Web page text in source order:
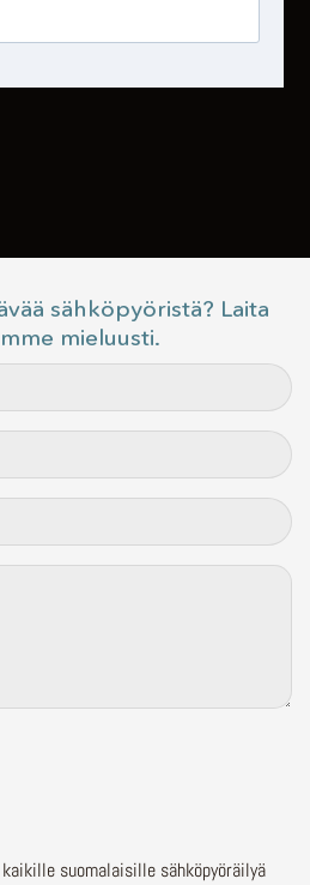
sähköpyöristä? Laita
mieluusti.
suomalaisille sähköpyöräilyä